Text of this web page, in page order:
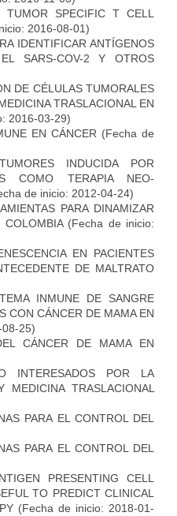
TUMOR SPECIFIC T CELL
2016-08-01)
IDENTIFICAR ANTÍGENOS
SARS-COV-2 Y OTROS
DE CÉLULAS TUMORALES
TRASLACIONAL EN
2016-03-29)
EN CÁNCER (Fecha de
INDUCIDA POR
COMO TERAPIA NEO-
de inicio: 2012-04-24)
PARA DINAMIZAR
COLOMBIA(Fecha de inicio:
EN PACIENTES
DE MALTRATO
INMUNE DE SANGRE
CON CÁNCER DE MAMA EN
25)
CÁNCER DE MAMA EN
INTERESADOS POR LA
TRASLACIONAL
PARA EL CONTROL DEL
PARA EL CONTROL DEL
PRESENTING CELL
TO PREDICT CLINICAL
(Fecha de inicio: 2018-01-